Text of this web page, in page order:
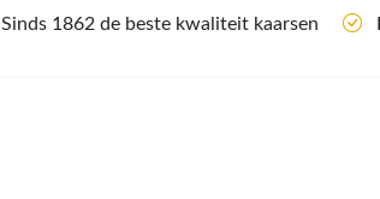
Sinds 1862 de beste kwaliteit kaarsen